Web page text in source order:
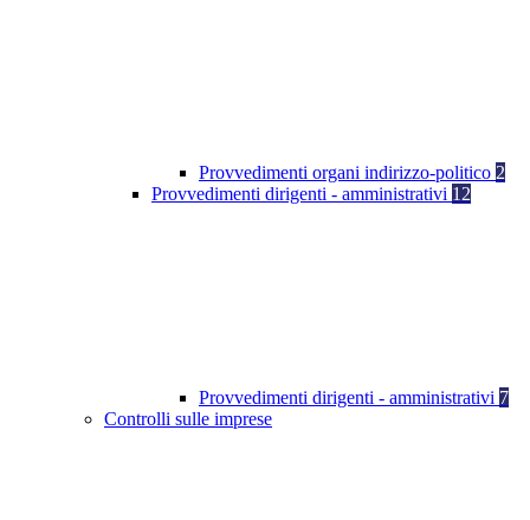
Provvedimenti organi indirizzo-politico 2
Provvedimenti dirigenti - amministrativi 12
Provvedimenti dirigenti - amministrativi 7
Controlli sulle imprese